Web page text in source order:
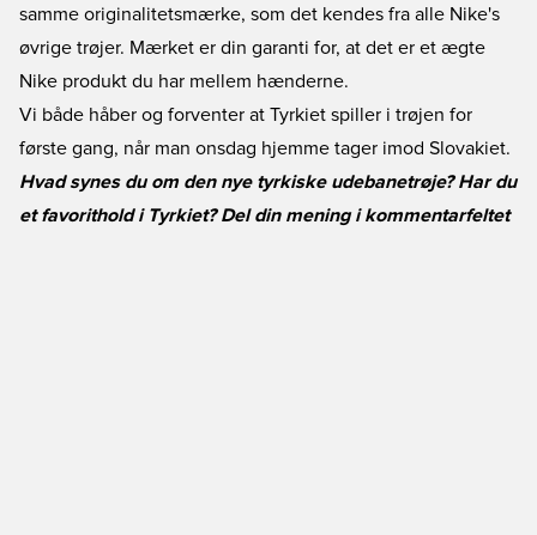
samme originalitetsmærke, som det kendes fra alle Nike's
øvrige trøjer. Mærket er din garanti for, at det er et ægte
Nike produkt du har mellem hænderne.
Vi både håber og forventer at Tyrkiet spiller i trøjen for
første gang, når man onsdag hjemme tager imod Slovakiet.
Hvad synes du om den nye tyrkiske udebanetrøje? Har du
et favorithold i Tyrkiet? Del din mening i kommentarfeltet